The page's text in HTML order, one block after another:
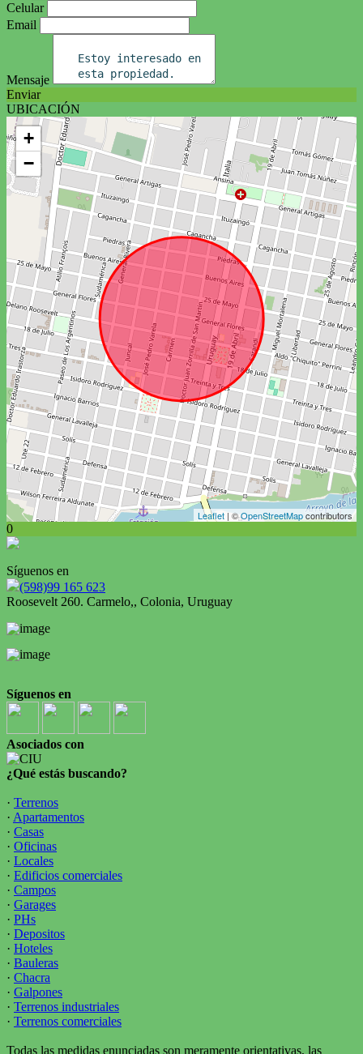
Celular
Email
Mensaje
Enviar
UBICACIÓN
+
−
Leaflet | ©OpenStreetMapcontributors
0
Síguenos en
(598)99 165 623
Roosevelt 260. Carmelo,, Colonia, Uruguay
Síguenos en
Asociados con
¿Qué estás buscando?
· Terrenos
· Apartamentos
· Casas
· Oficinas
· Locales
· Edificios comerciales
· Campos
· Garages
· PHs
· Depositos
· Hoteles
· Bauleras
· Chacra
· Galpones
· Terrenos industriales
· Terrenos comerciales
Todas las medidas enunciadas son meramente orientativas, las